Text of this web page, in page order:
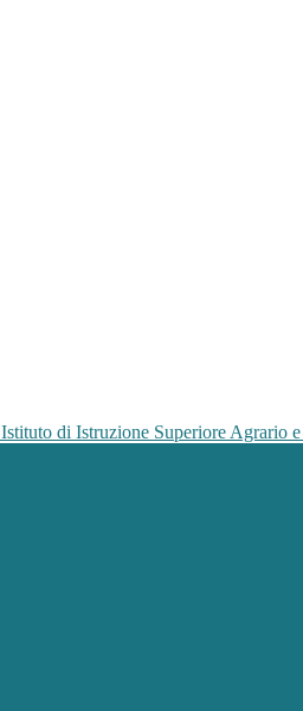
Istituto di Istruzione Superiore Agrario